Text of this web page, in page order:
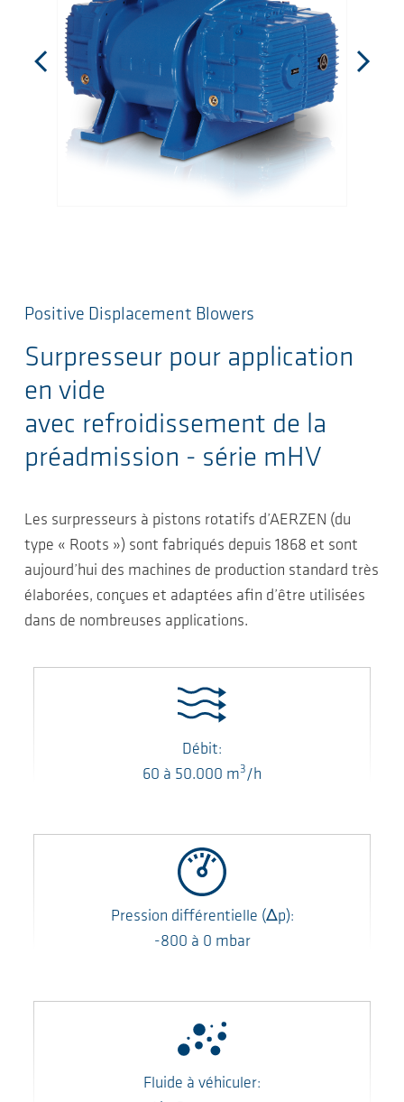
Positive Displacement Blowers
Surpresseur pour application
en vide
avec refroidissement de la
préadmission - série mHV
Les surpresseurs à pistons rotatifs d’AERZEN (du
type « Roots ») sont fabriqués depuis 1868 et sont
aujourd’hui des machines de production standard très
élaborées, conçues et adaptées afin d’être utilisées
dans de nombreuses applications.
Débit:
60 à 50.000 m3/h
Pression différentielle (Δp):
-800 à 0 mbar
Fluide à véhiculer: